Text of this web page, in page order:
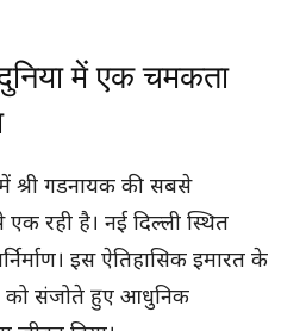
में एक चमकता
श्री गडनायक की सबसे
रही है। नई दिल्ली स्थित
इस ऐतिहासिक इमारत के
को संजोते हुए आधुनिक